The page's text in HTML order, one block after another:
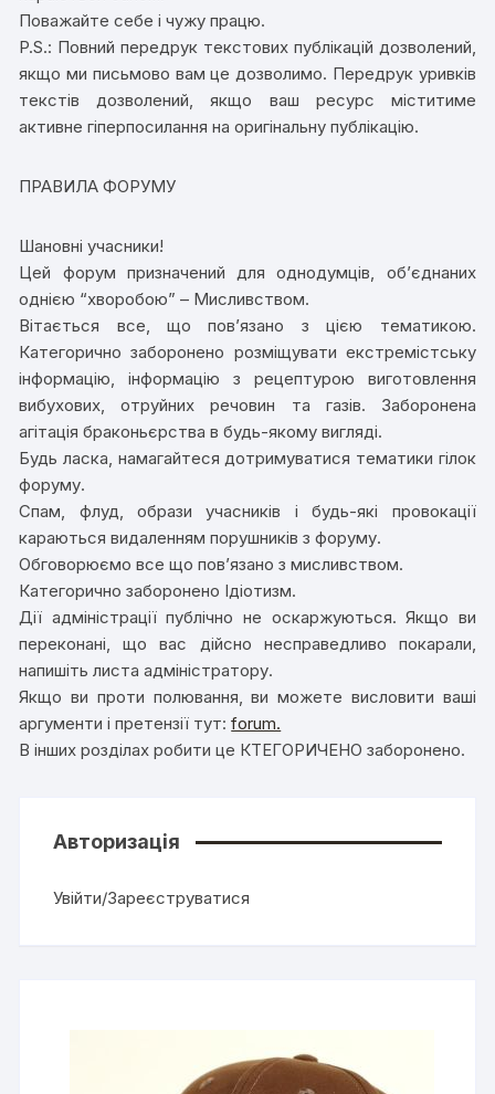
Поважайте себе і чужу працю.
P.S.: Повний передрук текстових публікацій дозволений,
якщо ми письмово вам це дозволимо. Передрук уривків
текстів дозволений, якщо ваш ресурс міститиме
активне гіперпосилання на оригінальну публікацію.
ПРАВИЛА ФОРУМУ
Шановні учасники!
Цей форум призначений для однодумців, об’єднаних
однією “хворобою” – Мисливством.
Вітається все, що пов’язано з цією тематикою.
Категорично заборонено розміщувати екстремістську
інформацію, інформацію з рецептурою виготовлення
вибухових, отруйних речовин та газів. Заборонена
агітація браконьєрства в будь-якому вигляді.
Будь ласка, намагайтеся дотримуватися тематики гілок
форуму.
Спам, флуд, образи учасників і будь-які провокації
караються видаленням порушників з форуму.
Обговорюємо все що пов’язано з мисливством.
Категорично заборонено Ідіотизм.
Дії адміністрації публічно не оскаржуються. Якщо ви
переконані, що вас дійсно несправедливо покарали,
напишіть листа адміністратору.
Якщо ви проти полювання, ви можете висловити ваші
аргументи і претензії тут:forum.
В інших розділах робити це КТЕГОРИЧЕНО заборонено.
Авторизація
Увійти/Зареєструватися